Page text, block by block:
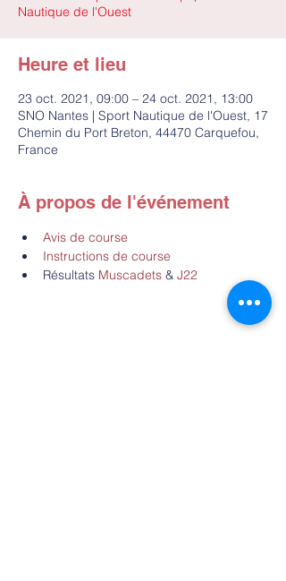
Nautique de l'Ouest
Heure et lieu
23 oct. 2021, 09:00 – 24 oct. 2021, 13:00
SNO Nantes | Sport Nautique de l'Ouest, 17
Chemin du Port Breton, 44470 Carquefou,
France
À propos de l'événement
Avis de course
Instructions de course
Résultats Muscadets & J22